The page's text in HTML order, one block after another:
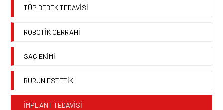
TÜP BEBEK TEDAVİSİ
ROBOTİK CERRAHİ
SAÇ EKİMİ
BURUN ESTETİK
İMPLANT TEDAVİSİ